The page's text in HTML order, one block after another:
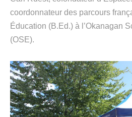
coordonnateur des parcours
Éducation (B.Ed.) à l’Okanagan
(OSE).